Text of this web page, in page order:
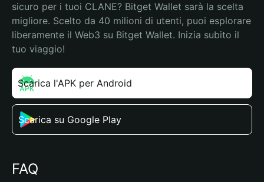
sicuro per i tuoi CLANE? Bitget Wallet sarà la scelta
migliore. Scelto da 40 milioni di utenti, puoi esplorare
liberamente il Web3 su Bitget Wallet. Inizia subito il
tuo viaggio!
Scarica l'APK per Android
Scarica su Google Play
FAQ